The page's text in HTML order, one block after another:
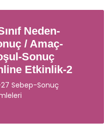
Hayat Bilgisi
Boyama
09 Meslekler